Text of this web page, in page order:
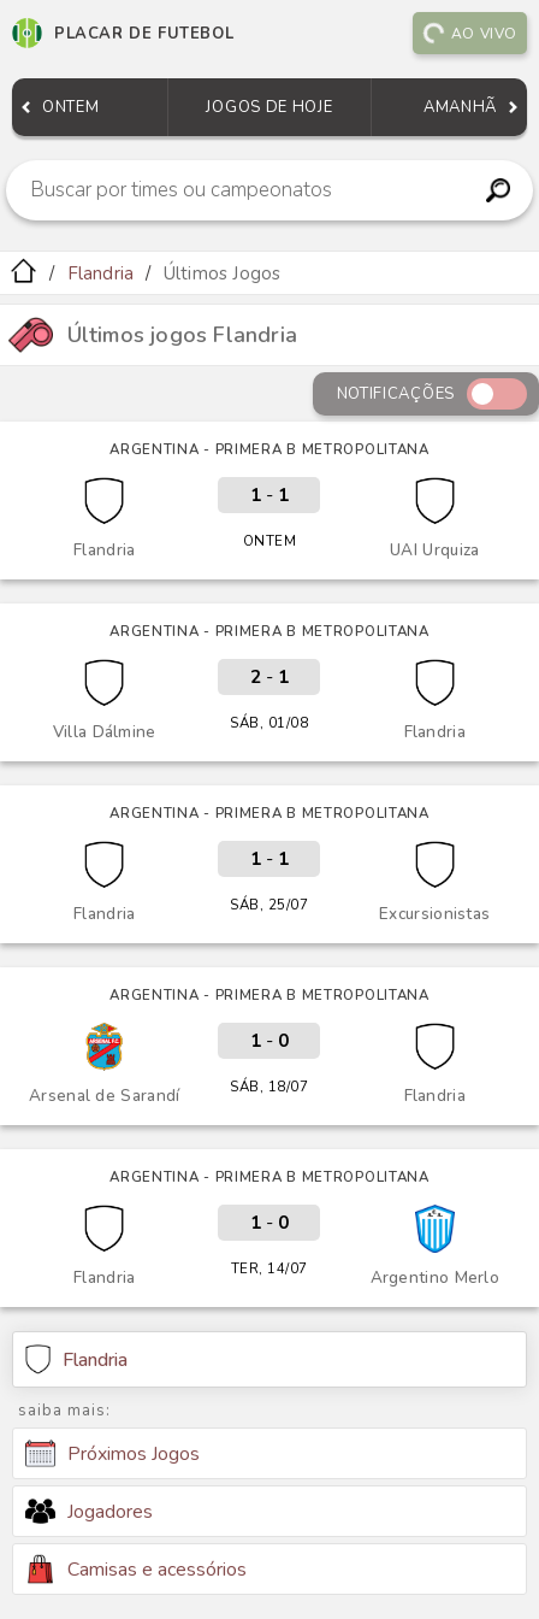
PLACAR DE FUTEBOL AO VIVO
ONTEM JOGOS DE HOJE AMANHÃ
Flandria Últimos Jogos
Últimos jogos Flandria
NOTIFICAÇÕES
ARGENTINA - PRIMERA B METROPOLITANA
Flandria UAI Urquiza
1- 1
ONTEM
ARGENTINA - PRIMERA B METROPOLITANA
Villa Dálmine Flandria
2- 1
SÁB, 01/08
ARGENTINA - PRIMERA B METROPOLITANA
Flandria Excursionistas
1- 1
SÁB, 25/07
ARGENTINA - PRIMERA B METROPOLITANA
Arsenal de Sarandí Flandria
1- 0
SÁB, 18/07
ARGENTINA - PRIMERA B METROPOLITANA
Flandria Argentino Merlo
1- 0
TER, 14/07
Flandria
saiba mais:
Próximos Jogos
Jogadores
Camisas e acessórios